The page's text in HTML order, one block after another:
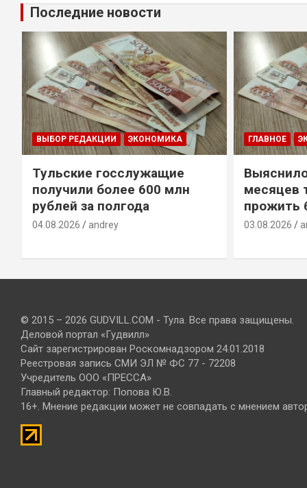
Последние новости
ВЫБОР РЕДАКЦИИ ЭКОНОМИКА
Тульские госслужащие
получили более 600 млн
рублей за полгода
04.08.2026 andrey
ГЛАВНОЕ
месяцев
прожить
03.08.2026
© 2015 – 2026 GUDVILL.COM - Тула. Все права защищены.
Деловой портал «Гудвилл»
Сайт зарегистрирован Роскомнадзором 24.01.2018
Реестровая запись СМИ ЭЛ № ФС 77 - 72208
Учредитель ООО «ПРЕССА»
Главный редактор: Попова Ю.В.
16+. Мнение редакции может не совпадать с мнением